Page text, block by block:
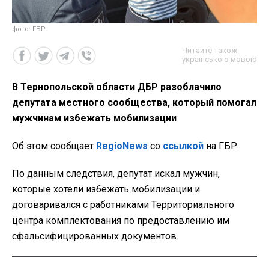
фото: ГБР
Читайте також
українською мовою
В Тернопольской области ДБР разоблачило
депутата местного сообщества, который помогал
мужчинам избежать мобилизации
Об этом сообщает RegioNews со ссылкой на ГБР.
По данным следствия, депутат искал мужчин,
которые хотели избежать мобилизации и
договаривался с работниками Территориального
центра комплектования по предоставлению им
сфальсифицированных документов.